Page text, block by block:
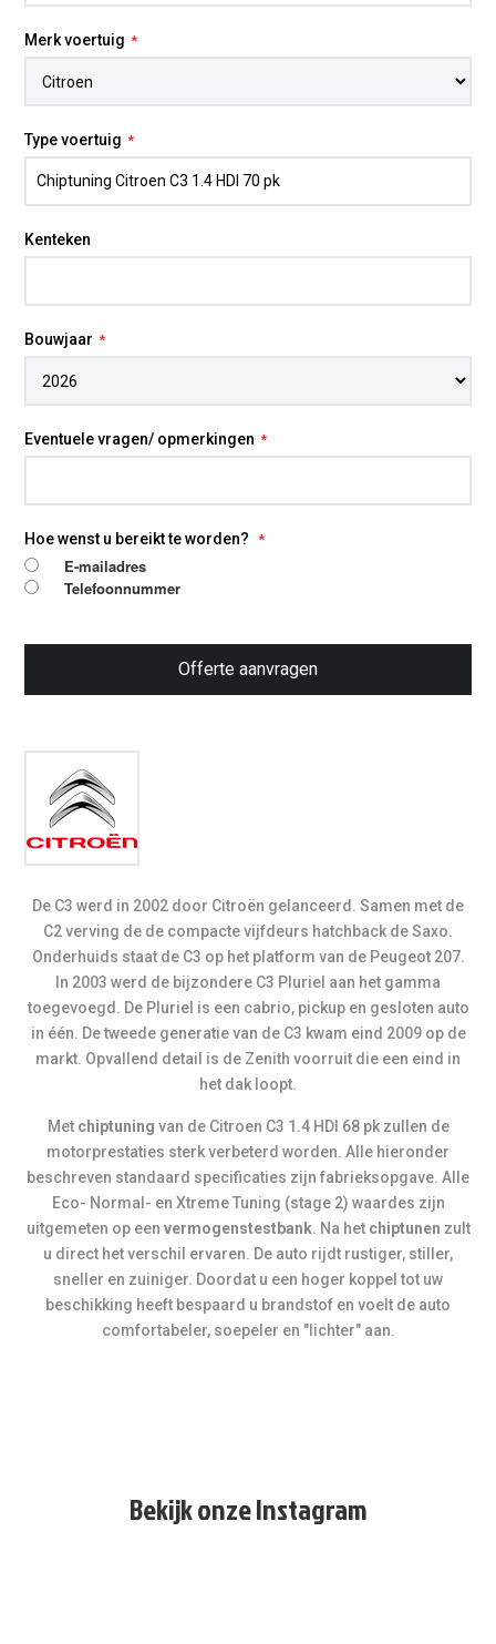
Merk voertuig
Type voertuig
Kenteken
Bouwjaar
Eventuele vragen/ opmerkingen
Hoe wenst u bereikt te worden?
E-mailadres
Telefoonnummer
Offerte aanvragen
De C3 werd in 2002 door Citroën gelanceerd. Samen met de
C2 verving de de compacte vijfdeurs hatchback de Saxo.
Onderhuids staat de C3 op het platform van de Peugeot 207.
In 2003 werd de bijzondere C3 Pluriel aan het gamma
toegevoegd. De Pluriel is een cabrio, pickup en gesloten auto
in één. De tweede generatie van de C3 kwam eind 2009 op de
markt. Opvallend detail is de Zenith voorruit die een eind in
het dak loopt.
Met chiptuning van de Citroen C3 1.4 HDI 68 pk zullen de
motorprestaties sterk verbeterd worden. Alle hieronder
beschreven standaard specificaties zijn fabrieksopgave. Alle
Eco- Normal- en Xtreme Tuning (stage 2) waardes zijn
uitgemeten op een vermogenstestbank. Na het chiptunen zult
u direct het verschil ervaren. De auto rijdt rustiger, stiller,
sneller en zuiniger. Doordat u een hoger koppel tot uw
beschikking heeft bespaard u brandstof en voelt de auto
comfortabeler, soepeler en "lichter" aan.
Bekijk onze Instagram